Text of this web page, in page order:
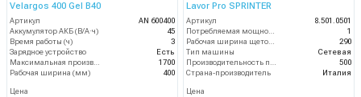
Velargos 400 Gel B40
Артикул
AN 600400
Аккумулятор АКБ (В/А·ч)
45
Время работы (ч)
3
Зарядное устройство
Есть
Максимальная производительность (кв.м/час)
1700
Рабочая ширина (мм)
400
Цена
Lavor Pro SPRINTER
Артикул
8.501.0501
Потребляемая мощность (кВт)
1
Рабочая ширина щеток (мм)
290
Тип машины
Сетевая
Производительность по площади (м2/ч)
500
Страна-производитель
Италия
Цена